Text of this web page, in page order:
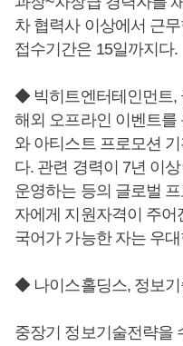
차 협력사 이상에서 근
접수기간은 15일까지다.
◆ 빅히트엔터테인먼트,
해외 오프라인 이벤트를
와 아티스트 프로모션
다. 관련 경력이 7년 이
운영하는 등의 글로벌
자에게 지원자격이 주어
국어가 가능한 자는 우
◆ 나이스홀딩스, 정보기
중장기 정보기술전략을